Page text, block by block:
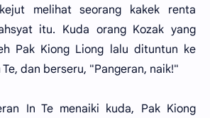
melihat seorang kakek renta
itu. Kuda orang Kozak yang
Pak Kiong Liong lalu dituntun ke
dan berseru, "Pangeran, naik!"
In Te menaiki kuda, Pak Kiong